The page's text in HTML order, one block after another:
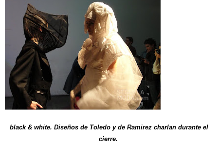
black & white. Diseños de Toledo y de Ramirez charlan durante el
cierre.